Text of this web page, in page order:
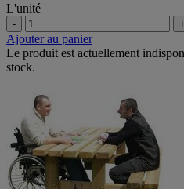
L'unité
- +
Ajouter au panier
Le produit est actuellement
stock.